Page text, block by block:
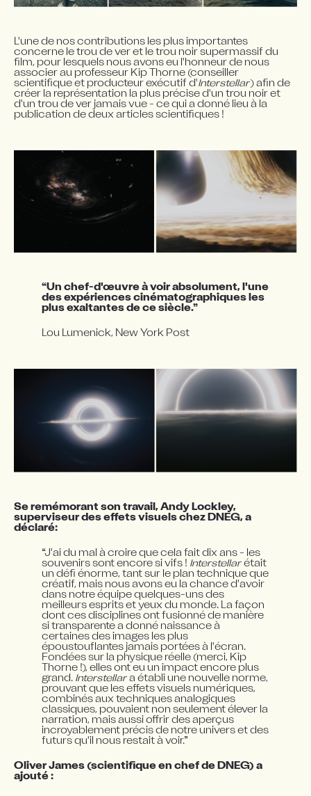
L'une de nos contributions les plus importantes
concerne le trou de ver et le trou noir supermassif du
film, pour lesquels nous avons eu l'honneur de nous
associer au professeur Kip Thorne (conseiller
scientifique et producteur exécutif d'Interstellar ) afin de
créer la représentation la plus précise d'un trou noir et
d'un trou de ver jamais vue - ce qui a donné lieu à la
publication de deux articles scientifiques !
“Un chef-d'œuvre à voir absolument, l'une
des expériences cinématographiques les
plus exaltantes de ce siècle.”
Lou Lumenick, New York Post
Se remémorant son travail, Andy Lockley,
superviseur des effets visuels chez DNEG, a
déclaré:
“J'ai du mal à croire que cela fait dix ans - les
souvenirs sont encore si vifs ! Interstellar était
un défi énorme, tant sur le plan technique que
créatif, mais nous avons eu la chance d'avoir
dans notre équipe quelques-uns des
meilleurs esprits et yeux du monde. La façon
dont ces disciplines ont fusionné de manière
si transparente a donné naissance à
certaines des images les plus
époustouflantes jamais portées à l'écran.
Fondées sur la physique réelle (merci, Kip
Thorne !), elles ont eu un impact encore plus
grand. Interstellar a établi une nouvelle norme,
prouvant que les effets visuels numériques,
combinés aux techniques analogiques
classiques, pouvaient non seulement élever la
narration, mais aussi offrir des aperçus
incroyablement précis de notre univers et des
futurs qu'il nous restait à voir.”
Oliver James (scientifique en chef de DNEG) a
ajouté :